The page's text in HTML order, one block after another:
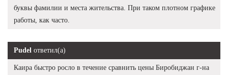
буквы фамилии и места жительства. При таком плотном графике
работы, как часто.
Pudel ответил(а)
Каира быстро росло в течение сравнить цены Биробиджан г-на